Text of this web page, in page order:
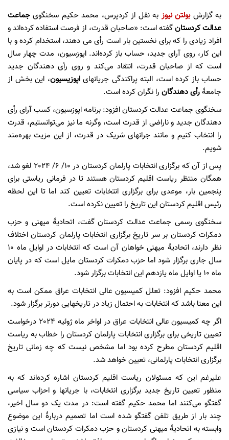
به گزارشبولتن نیوز به نقل از کردپرس، محمد حکیم سخنگوی جماعت
عدالت کردستانگفتە است: «صاحبان قدرت، از فرصت استفادە کردەاند و
افراد زیادی را کە برای نخستین بار است رأی می دهند، استخدام کردە و با
این کار، روی آرای جدید، حساب باز کردەاند. اپوزسیون، مدت چهار سال
است کە از صاحبان قدرت، انتقاد می‌کند و روی رأی دهندگان جدید
حساب باز کردە است، البتە پراکندگی جریانهایاپوزیسیون، این بخش از
جامعۀرأی دهندگان را نگران کردە است.
سخنگوی جماعت عدالت کردستان افزود: برنامە اپوزسیون، کسب آرای رأی
دهندگان جدید و ناراضی از قدرت است، وگرنە ما نیز می‌توانستیم، قدرت
را انتخاب کنیم و مانند جرانهای شریک در قدرت، از این مزیت بهرەمند
شویم.
پس از آن کە برگزاری انتخابات پارلمان کردستان در 10/ 6/ 2024 لغو شد،
همگان منتظر ریاست اقلیم کردستان هستند تا در فرمانی ریاستی برای
پنجمین بار، موعدی برای برگزاری انتخابات تعیین کند اما تا این لحظە
رئیس اقلیم کردستان این تاریخ را تعیین نکردە است.
سخنگوی رسمی جماعت عدالت کردستان گفت، اتحادیۀ میهنی و حزب
دمکرات کردستان بر سر تاریخ برگزاری انتخابات پارلمان کردستان اختلاف
نظر دارند، اتحادیۀ میهنی خواهان آن است کە انتخابات در اوایل ماە 10
سال جاری برگزار شود اما حزب دمکرات کردستان مایل است کە در پایان
ماە 10 یا اوایل ماە یازدهم این انتخابات برگزار شود.
محمد حکیم افزود: تعلل کمیسیون عالی انتخابات عراق ممکن است بە
این معنا باشد کە انتخابات بە احتمال زیاد در تاریخهایی دورتر برگزار شود.
اگر چە کمیسیون عالی انتخابات عراق در اواخر ماە ژوئیە 2024 درخواست
تعیین تاریخی برای برگزاری انتخابات پارلمان کردستان را خطاب به ریاست
اقلیم کردستان مطرح کرده بود اما مشخص نیست که چه زمانی تاریخ
برگزاری انتخابات پارلمانی، تعیین خواهد شد.
علیرغم این که مسئولان ریاست اقلیم کردستان اشاره کرده‌اند که به
منظور تعیین تاریخ جدید برگزاری انتخابات، با جریانها و احزاب سیاسی
گفتگو می‌کنند اما محمد حکیم گفته است: در مدت یک دو سال اخیر،
چند بار از طریق تلفن گفتگو شده است اما تصمیم دربارۀ این موضوع
وابسته به اتحادیۀ میهنی کردستان و حزب دمکرات کردستان است و نیازی